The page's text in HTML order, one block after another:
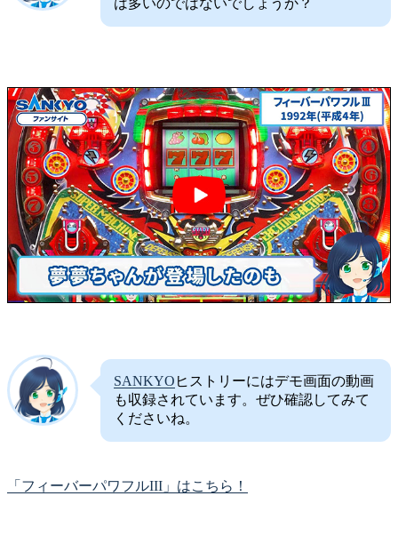
SANKYO ヒストリーにはデモ画面の動画
も収録されています。ぜひ確認してみて
くださいね。
「フィーバーパワフルIII」はこちら！